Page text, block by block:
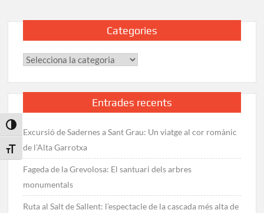
Toggle High Contrast
Toggle Font size
Categories
Categories
Entrades recents
Excursió de Sadernes a Sant Grau: Un viatge al cor romànic
de l’Alta Garrotxa
Fageda de la Grevolosa: El santuari dels arbres
monumentals
Ruta al Salt de Sallent: l’espectacle de la cascada més alta de